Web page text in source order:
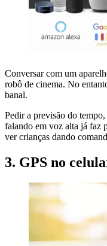
Conversar com um
robô de cinema. No
banal.
Pedir a previsão do
falando em voz alta já faz
ver crianças dando
3. GPS no